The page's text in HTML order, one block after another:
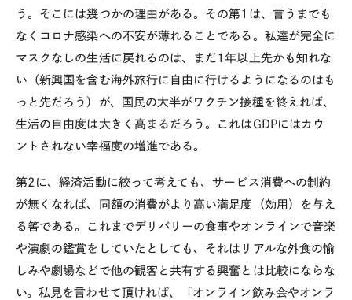
う。そこには幾つかの理由がある。その第1は、言うまでも
なくコロナ感染への不安が薄れることである。私達が完全に
マスクなしの生活に戻れるのは、まだ1年以上先かも知れな
い（新興国を含む海外旅行に自由に行けるようになるのはも
っと先だろう）が、国民の大半がワクチン接種を終えれば、
生活の自由度は大きく高まるだろう。これはGDPにはカウ
ントされない幸福度の増進である。
第2に、経済活動に絞って考えても、サービス消費への制約
が無くなれば、同額の消費がより高い満足度（効用）を与え
る筈である。これまでデリバリーの食事やオンラインで音楽
や演劇の鑑賞をしていたとしても、それはリアルな外食の愉
しみや劇場などで他の観客と共有する興奮とは比較にならな
い。私見を言わせて頂ければ、「オンライン飲み会やオンラ